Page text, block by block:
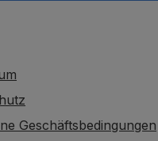
Geschäftsbedingungen